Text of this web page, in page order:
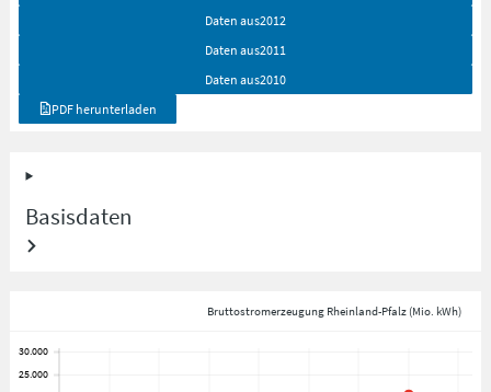
Daten aus2012
Daten aus2011
Daten aus2010
PDF herunterladen
Basisdaten
Bruttostromerzeugung Rheinland-Pfalz (Mio. kWh)